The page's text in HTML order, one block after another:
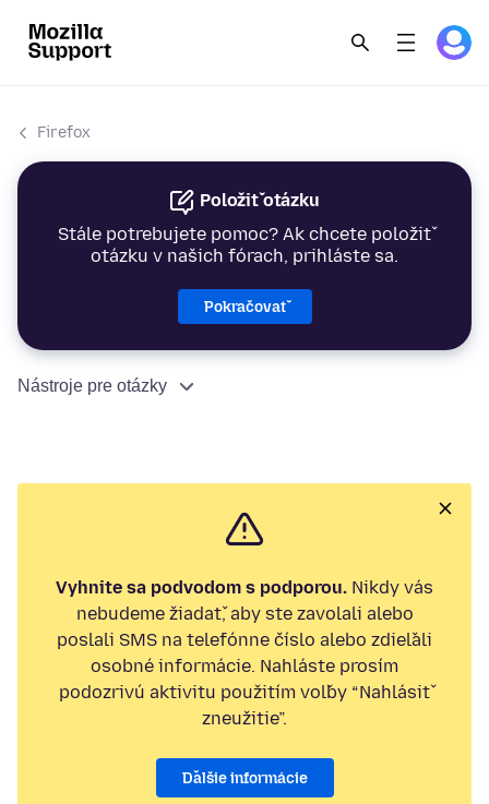
Firefox
Položiť otázku
Stále potrebujete pomoc? Ak chcete položiť
otázku v našich fórach, prihláste sa.
Pokračovať
Nástroje pre otázky
Vyhnite sa podvodom s podporou. Nikdy vás
nebudeme žiadať, aby ste zavolali alebo
poslali SMS na telefónne číslo alebo zdieľali
osobné informácie. Nahláste prosím
podozrivú aktivitu použitím voľby “Nahlásiť
zneužitie”.
Ďalšie informácie